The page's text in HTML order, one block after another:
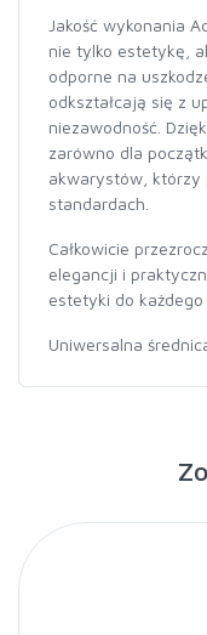
Jakość wykonania
nie tylko estetykę,
odporne na
odkształcają się z
niezawodność.
zarówno dla
akwarystów, którzy
standardach.
Całkowicie
elegancji i
estetyki do
Uniwersalna